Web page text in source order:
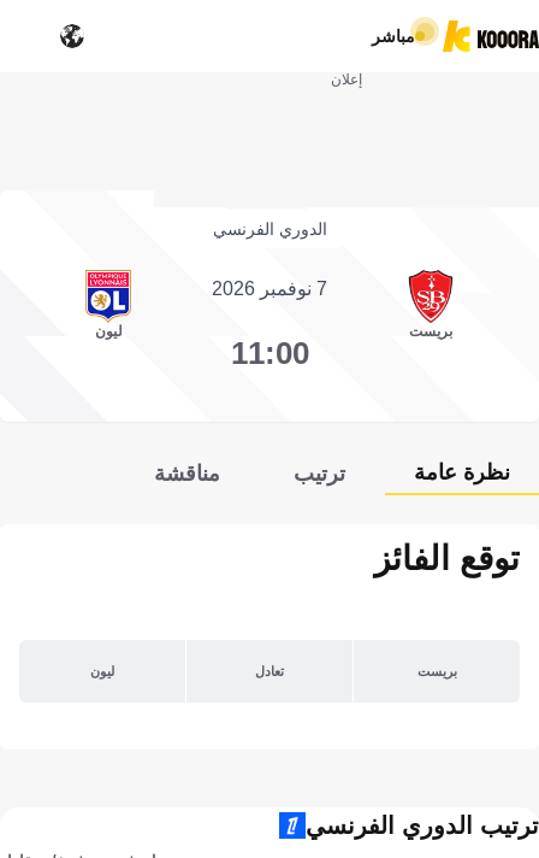
مباشر
إعلان
الدوري الفرنسي
بريست
7 نوفمبر 2026
11:00
ليون
نظرة عامة ترتيب مناقشة
توقع الفائز
بريست تعادل ليون
ترتيب الدوري الفرنسي